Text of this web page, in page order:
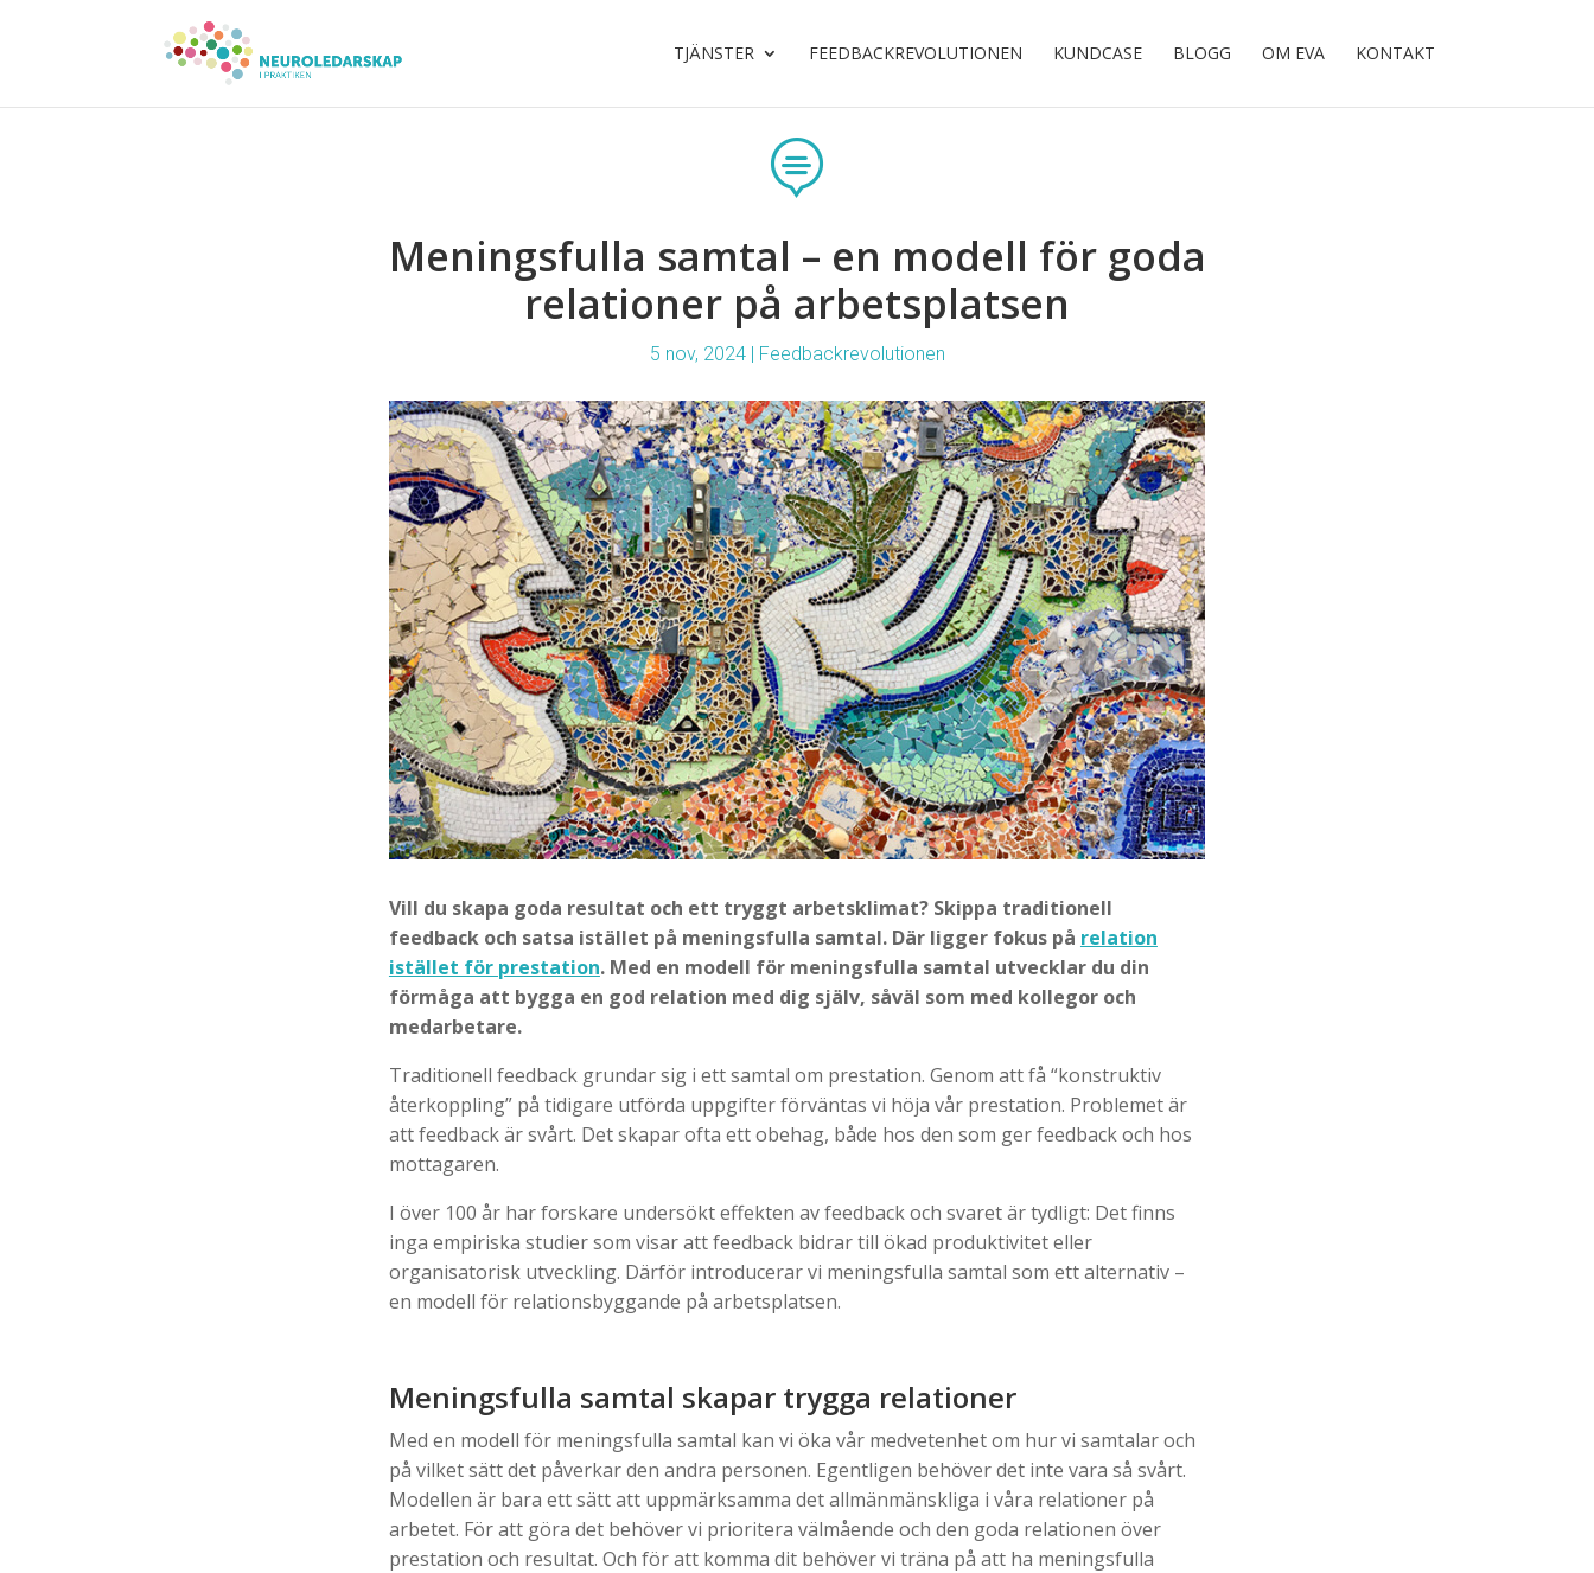
TJÄNSTER FEEDBACKREVOLUTIONEN KUNDCASE BLOGG OM EVA KONTAKT

Meningsfulla samtal – en modell för goda
relationer på arbetsplatsen
5 nov, 2024| Feedbackrevolutionen
Vill du skapa goda resultat och ett tryggt arbetsklimat? Skippa traditionell
feedback och satsa istället på meningsfulla samtal. Där ligger fokus på relation
istället för prestation. Med en modell för meningsfulla samtal utvecklar du din
förmåga att bygga en god relation med dig själv, såväl som med kollegor och
medarbetare.
Traditionell feedback grundar sig i ett samtal om prestation. Genom att få “konstruktiv
återkoppling” på tidigare utförda uppgifter förväntas vi höja vår prestation. Problemet är
att feedback är svårt. Det skapar ofta ett obehag, både hos den som ger feedback och hos
mottagaren.
I över 100 år har forskare undersökt effekten av feedback och svaret är tydligt: Det finns
inga empiriska studier som visar att feedback bidrar till ökad produktivitet eller
organisatorisk utveckling. Därför introducerar vi meningsfulla samtal som ett alternativ –
en modell för relationsbyggande på arbetsplatsen.
Meningsfulla samtal skapar trygga relationer
Med en modell för meningsfulla samtal kan vi öka vår medvetenhet om hur vi samtalar och
på vilket sätt det påverkar den andra personen. Egentligen behöver det inte vara så svårt.
Modellen är bara ett sätt att uppmärksamma det allmänmänskliga i våra relationer på
arbetet. För att göra det behöver vi prioritera välmående och den goda relationen över
prestation och resultat. Och för att komma dit behöver vi träna på att ha meningsfulla